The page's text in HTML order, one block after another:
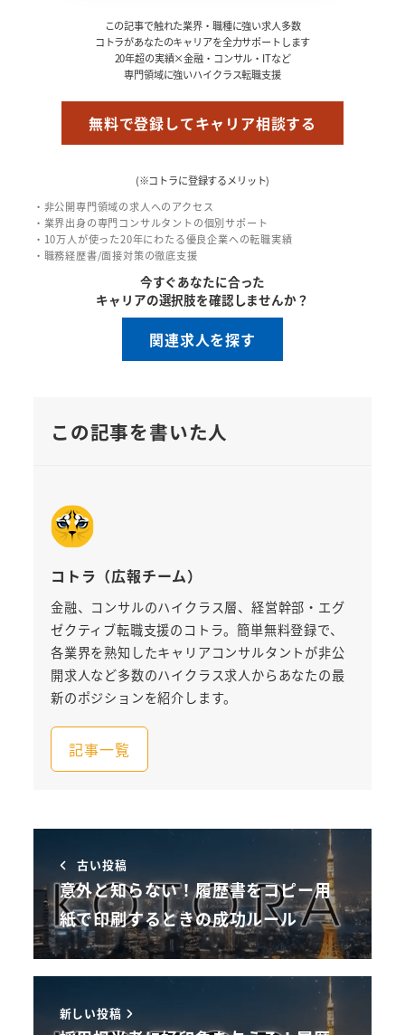
この記事で触れた業界・職種に強い求人多数
コトラがあなたのキャリアを全力サポートします
20年超の実績×金融・コンサル・ITなど
専門領域に強いハイクラス転職支援
無料で登録してキャリア相談する
(※コトラに登録するメリット)
・非公開専門領域の求人へのアクセス
・業界出身の専門コンサルタントの個別サポート
・10万人が使った20年にわたる優良企業への転職実績
・職務経歴書/面接対策の徹底支援
今すぐあなたに合った
キャリアの選択肢を確認しませんか？
関連求人を探す
この記事を書いた人
コトラ（広報チーム）
金融、コンサルのハイクラス層、経営幹部・エグ
ゼクティブ転職支援のコトラ。簡単無料登録で、
各業界を熟知したキャリアコンサルタントが非公
開求人など多数のハイクラス求人からあなたの最
新のポジションを紹介します。
記事一覧
古い投稿
意外と知らない！履歴書をコピー用
紙で印刷するときの成功ルール
新しい投稿